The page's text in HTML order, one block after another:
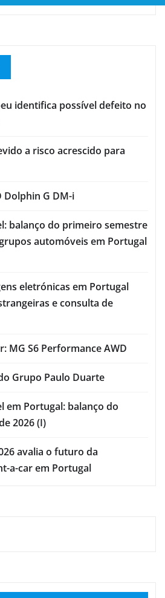
identifica possível defeito no
a risco acrescido para
Dolphin G DM-i
balanço do primeiro semestre
automóveis em Portugal
eletrónicas em Portugal
e consulta de
MG S6 Performance AWD
Grupo Paulo Duarte
em Portugal: balanço do
2026 (I)
avalia o futuro da
a-car em Portugal